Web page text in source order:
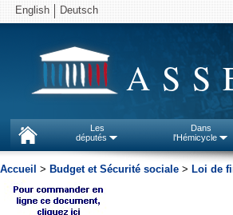
English Deutsch
Les
députés
Dans
l'Hémicycle
Accueil > Budget et Sécurité sociale > Loi de